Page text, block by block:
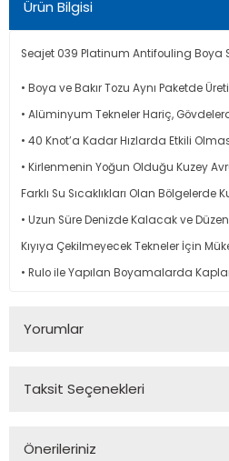
Ürün Bilgisi
Seajet 039 Platinum Antifouling Boya
• Boya ve Bakır Tozu Aynı Paketde
• Alüminyum Tekneler Hariç,
• 40 Knot’a Kadar Hızlarda Etkili
• Kirlenmenin Yoğun Olduğu Kuzey
Farklı Su Sıcaklıkları Olan Bölgelerde
• Uzun Süre Denizde Kalacak ve
Kıyıya Çekilmeyecek Tekneler İçin
• Rulo ile Yapılan Boyamalarda
Yorumlar
Taksit Seçenekleri
Önerileriniz